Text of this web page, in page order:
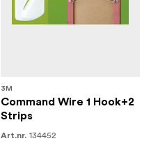
3M
Command Wire 1 Hook+2
Strips
Art.nr. 134452